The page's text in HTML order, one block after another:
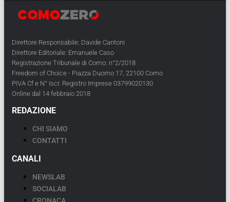
Direttore Responsabile: Davide Cantoni
Direttore Editoriale: Emanuele Caso
Registrazione Tribunale di Como: n°2/2018
Freedom of Choice - Piazza Duomo 17, 22100 Como
PIVA Cf e N° Iscr. Registro Imprese 03799020130
Online dal 14 febbraio 2018
REDAZIONE
CHI SIAMO
CONTATTI
CANALI
NEWSLAB
SOCIALAB
CRONACA